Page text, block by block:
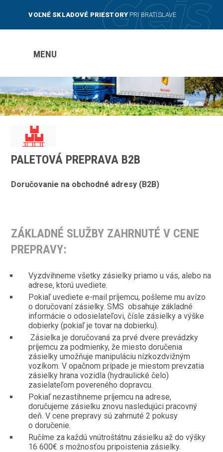
VOĽNÉ SKLADOVÉ PRIESTORYPRI BRATISLAVE
MENU
PALETOVÁ PREPRAVA B2B
Doručovanie na obchodné adresy (B2B)
ZÁKLADNÉ SLUŽBY ZAHRNUTÉ V CENE
PREPRAVY:
Vyzdvihneme všetky zásielky priamo u vás, alebo na
adrese, ktorú uvediete.
Pokiaľ uvediete e-mail príjemcu, pošleme mu avízo
o doručovaní zásielky. SMS obsahuje základné
informácie o odosielateľovi, čísle zásielky a výške
dobierky (pokiaľ je tovar na dobierku).
Zásielka je doručovaná za prvé dvere prevádzky
príjemcu za podmienky, že miesto doručenia
zásielky umožňuje manipuláciu nízkozdvižným
vozíkom. V opačnom prípade je miestom prevzatia
zásielky hrana vozidla (hydraulické čelo)
zasielateľom povereného dopravcu.
Pokiaľ nezastihneme príjemcu na adrese,
doručujeme zásielku znovu nasledujúci pracovný
deň. V cene prepravy sú zahrnuté 2 pokusy
o doručenie.
Ručíme za každú vnútroštátnu zásielku až do výšky
16 600€ s možnosťou pripoistenia zásielky.